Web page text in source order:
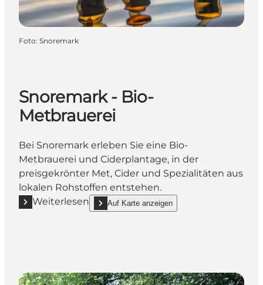
Foto: Snoremark
Snoremark - Bio-
Metbrauerei
Bei Snoremark erleben Sie eine Bio-
Metbrauerei und Ciderplantage, in der
preisgekrönter Met, Cider und Spezialitäten aus
lokalen Rohstoffen entstehen.
Weiterlesen
Mehr erfahren "Snoremark - Bio-Metbrauerei"
Auf Karte anzeigen
show Snoremark - Bio-Metbrauerei on_map